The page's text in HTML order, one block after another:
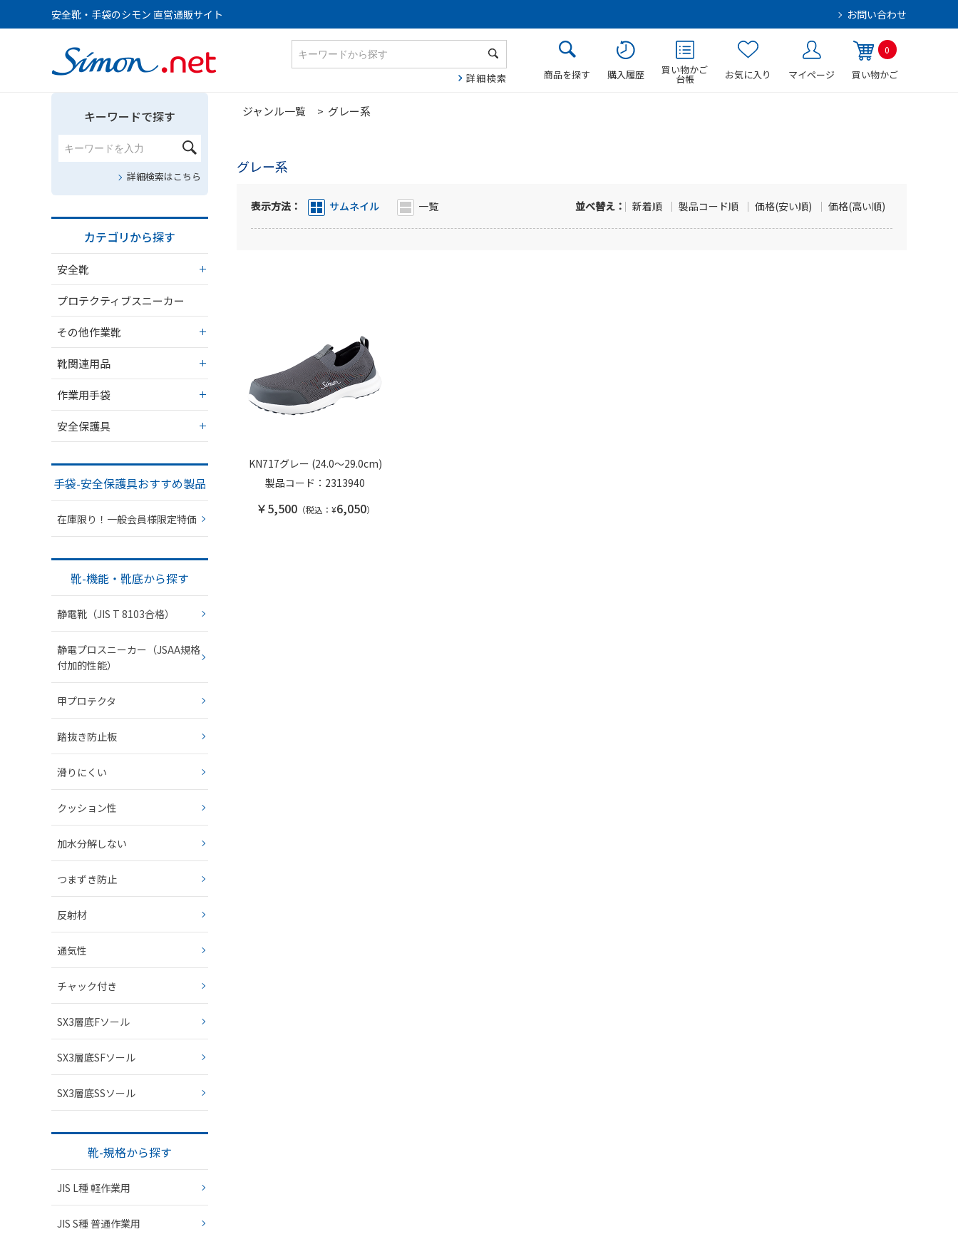
安全靴・手袋のシモン 直営通販サイト お問い合わせ
詳細検索 商品を探す 購入履歴 買い物かご
台帳 お気に入り マイページ 買い物かご
0
ジャンル一覧 > グレー系
グレー系
表示方法： サムネイル 一覧 並べ替え： 新着順 製品コード順 価格(安い順) 価格(高い順)
KN717グレー (24.0～29.0cm)
製品コード： 2313940
￥5,500（税込：¥6,050）
キーワードで探す
詳細検索はこちら
カテゴリから探す
安全靴
プロテクティブスニーカー
その他作業靴
靴関連用品
作業用手袋
安全保護具
手袋-安全保護具おすすめ製品
在庫限り！一般会員様限定特価
靴-機能・靴底から探す
静電靴（JIS T 8103合格）
静電プロスニーカー（JSAA規格
付加的性能）
甲プロテクタ
踏抜き防止板
滑りにくい
クッション性
加水分解しない
つまずき防止
反射材
通気性
チャック付き
SX3層底Fソール
SX3層底SFソール
SX3層底SSソール
靴-規格から探す
JIS L種 軽作業用
JIS S種 普通作業用